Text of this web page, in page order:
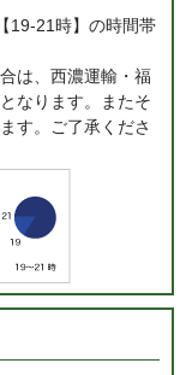
19-21時】の時間帯
は、西濃運輸・福
なります。またそ
す。ご了承くださ